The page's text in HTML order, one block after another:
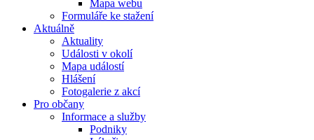
Mapa webu
Formuláře ke stažení
Aktuálně
Aktuality
Události v okolí
Mapa událostí
Hlášení
Fotogalerie z akcí
Pro občany
Informace a služby
Podniky